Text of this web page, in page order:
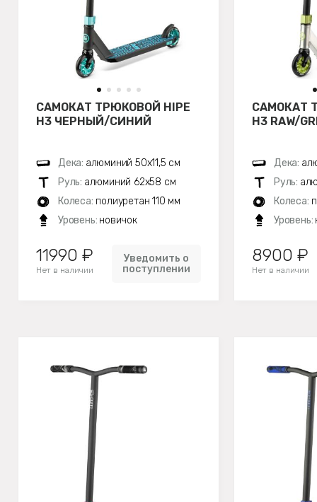
САМОКАТ ТРЮКОВОЙ HIPE
H3 ЧЕРНЫЙ/СИНИЙ
Дека: алюминий 50х11,5 см
Руль: алюминий 62х58 см
Колеса: полиуретан 110 мм
Уровень: новичок
11990 ₽
Нет в наличии
Уведомить о
поступлении
САМОКАТ
H3 RAW/
Дека:
Руль:
Колеса:
Уровень:
8900 ₽
Нет в наличии